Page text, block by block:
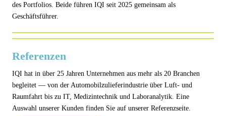
des Portfolios. Beide führen IQI seit 2025 gemeinsam als
Geschäftsführer.
Referenzen
IQI hat in über 25 Jahren Unternehmen aus mehr als 20 Branchen
begleitet — von der Automobilzulieferindustrie über Luft- und
Raumfahrt bis zu IT, Medizintechnik und Laboranalytik. Eine
Auswahl unserer Kunden finden Sie auf unserer Referenzseite.